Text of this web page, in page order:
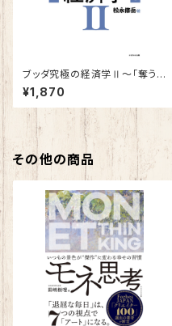
ブッダ究極の経済学Ⅱ～「奪う
経済」から「与える経済」へ～
¥1,870
その他の商品